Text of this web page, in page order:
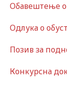
Обавештење о
Одлука о
Позив за
Конкурсна